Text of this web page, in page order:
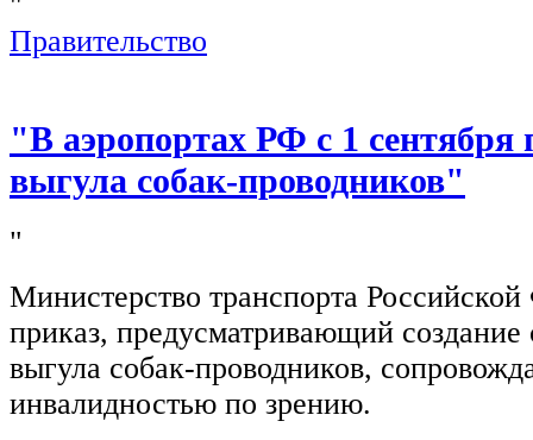
Правительство
"В аэропортах РФ с 1 сентября
выгула собак-проводников"
"
Министерство транспорта
приказ, предусматривающий создание
выгула собак-проводников,
инвалидностью по зрению.